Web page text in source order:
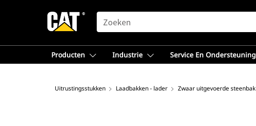
SEARCH
Producten Industrie Service En Ondersteuning
Uitrustingsstukken Laadbakken - lader Zwaar uitgevoerde steenbak